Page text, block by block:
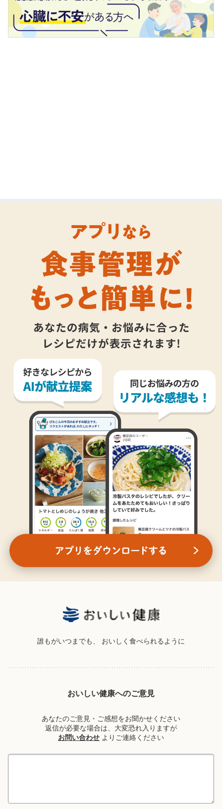
誰もがいつまでも、 おいしく食べられるように
おいしい健康へのご意見
あなたのご意見・ご感想をお聞かせください
返信が必要な場合は、大変恐れ入りますが
お問い合わせ よりご連絡ください